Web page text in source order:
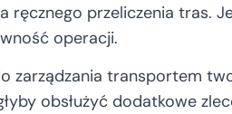
ręcznego przeliczenia tras.
operacji.
zarządzania transportem
obsłużyć dodatkowe